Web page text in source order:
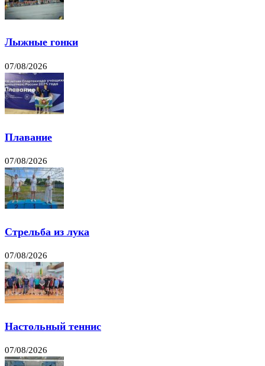
Лыжные гонки
07/08/2026
Плавание
07/08/2026
Стрельба из лука
07/08/2026
Настольный теннис
07/08/2026